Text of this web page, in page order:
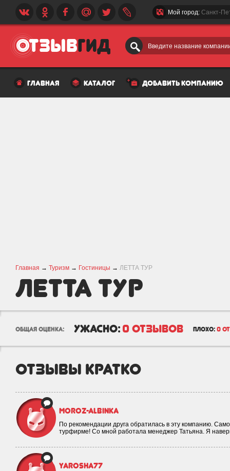
Введите название
Мой город: Санкт-
главная каталог добавить компанию
Главная → Туризм → Гостиницы → ЛЕТТА ТУР
ЛЕТТА ТУР
общая оценка: ужасно: 0 отзывов плохо: 0
отзывы кратко
moroz-albinka
По рекомендации друга обратилась в эту компанию.
турфирме! Со мной работала менеджер Татьяна. Я
yarosha77